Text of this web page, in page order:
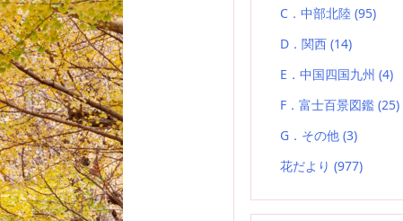
C．中部北陸 (95)
D．関西 (14)
E．中国四国九州 (4)
F．富士百景図鑑 (25)
G．その他 (3)
花だより (977)